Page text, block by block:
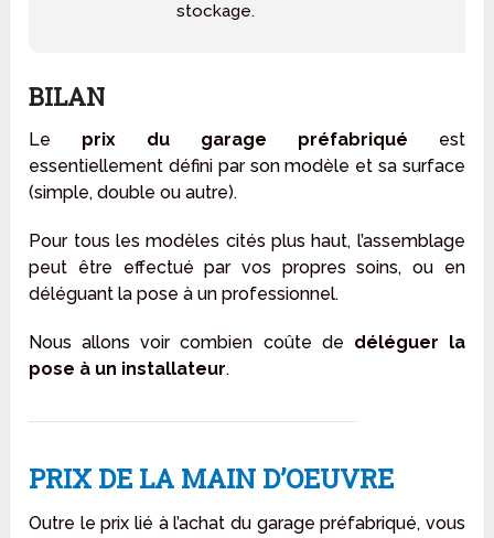
stockage.
BILAN
Le prix du garage préfabriqué est
essentiellement défini par son modèle et sa surface
(simple, double ou autre).
Pour tous les modèles cités plus haut, l’assemblage
peut être effectué par vos propres soins, ou en
déléguant la pose à un professionnel.
Nous allons voir combien coûte de déléguer la
pose à un installateur.
PRIX DE LA MAIN D’OEUVRE
Outre le prix lié à l’achat du garage préfabriqué, vous